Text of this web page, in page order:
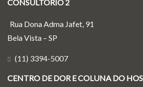
CONSULTÓRIO 2
Rua Dona Adma Jafet, 91
Bela Vista – SP
(11) 3394-5007
CENTRO DE DOR E COLUNA DO